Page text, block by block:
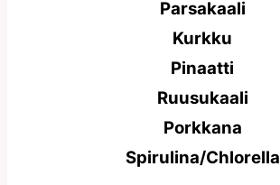
Parsakaali
Kurkku
Pinaatti
Ruusukaali
Porkkana
Spirulina/Chlorella